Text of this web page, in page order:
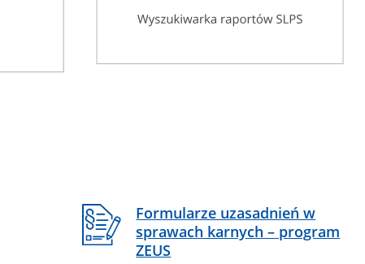
Formularze uzasadnień w
sprawach karnych – program
ZEUS